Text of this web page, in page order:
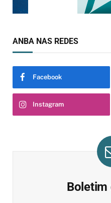
ANBA NAS REDES
Facebook
Instagram
Boletim